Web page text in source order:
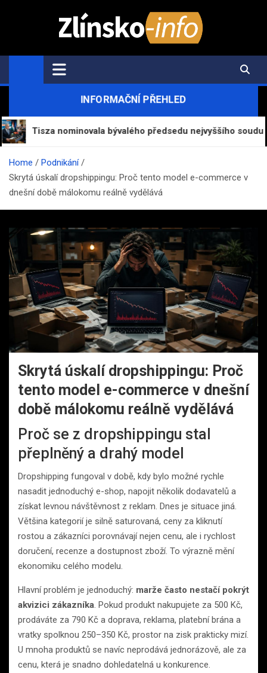
Zlínsko-Info.cz
Aktuální informace z regionu a zpravodajství
INFORMAČNÍ PŘEHLED
nominovala bývalého předsedu nejvyššího soudu Andráse
Home
Podnikání
Skrytá úskalí dropshippingu: Proč tento model e-commerce v
dnešní době málokomu reálně vydělává
Skrytá úskalí dropshippingu: Proč
tento model e-commerce v dnešní
době málokomu reálně vydělává
Proč se z dropshippingu stal
přeplněný a drahý model
Dropshipping fungoval v době, kdy bylo možné rychle
nasadit jednoduchý e-shop, napojit několik dodavatelů a
získat levnou návštěvnost z reklam. Dnes je situace jiná.
Většina kategorií je silně saturovaná, ceny za kliknutí
rostou a zákazníci porovnávají nejen cenu, ale i rychlost
doručení, recenze a dostupnost zboží. To výrazně mění
ekonomiku celého modelu.
Hlavní problém je jednoduchý: marže často nestačí pokrýt
akvizici zákazníka. Pokud produkt nakupujete za 500 Kč,
prodáváte za 790 Kč a doprava, reklama, platební brána a
vratky spolknou 250–350 Kč, prostor na zisk prakticky mizí.
U mnoha produktů se navíc neprodává jednorázově, ale za
cenu, která je snadno dohledatelná u konkurence.